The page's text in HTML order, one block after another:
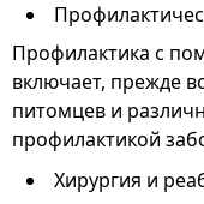
Профилактика с
включает, прежде
питомцев и
профилактикой
Хирургия и